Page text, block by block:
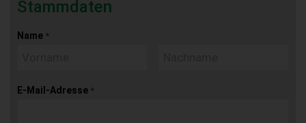
Stammdaten
Name *
E-Mail-Adresse *